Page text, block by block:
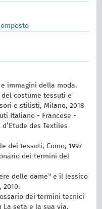
immagini della moda.
costume tessuti e
e stilisti, Milano, 2018
Italiano - Francese -
des Textiles
dei tessuti, Como, 1997
dei termini del
delle dame" e il lessico
dei termini tecnici
La seta e la sua via,